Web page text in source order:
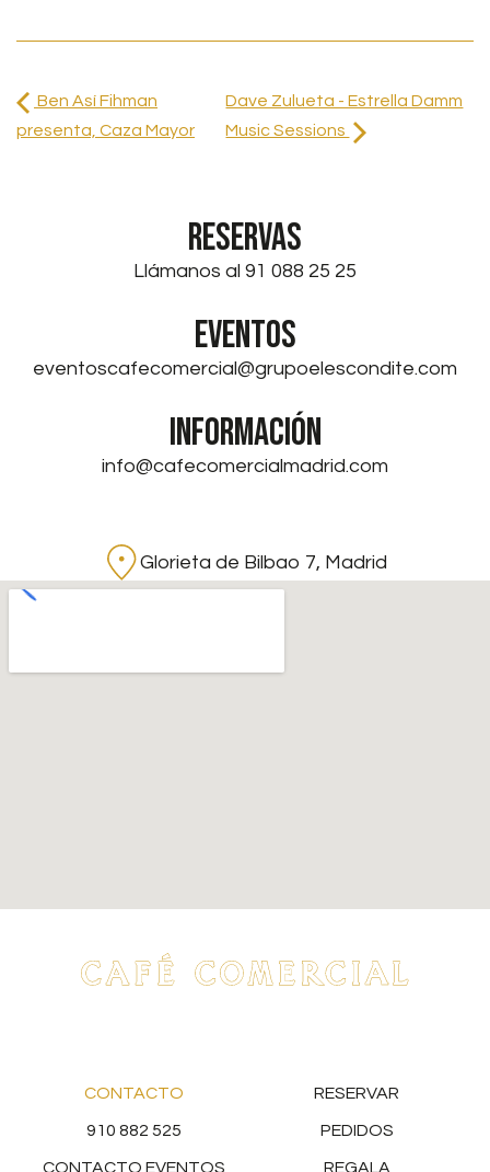
Ben Así Fihman
presenta, Caza Mayor
Dave Zulueta - Estrella Damm
Music Sessions
RESERVAS
Llámanos al 91 088 25 25
EVENTOS
eventoscafecomercial@grupoelescondite.com
INFORMACIÓN
info@cafecomercialmadrid.com
Glorieta de Bilbao 7, Madrid
CONTACTO
910 882 525
CONTACTO EVENTOS
RESERVAR
PEDIDOS
REGALA